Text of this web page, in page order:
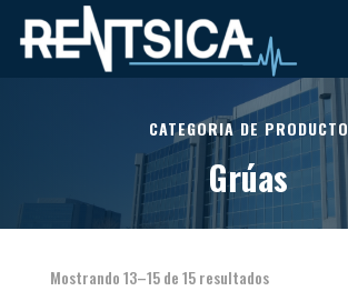
CATEGORIA DE PRODUCTO
Grúas
Mostrando 13–15 de 15 resultados